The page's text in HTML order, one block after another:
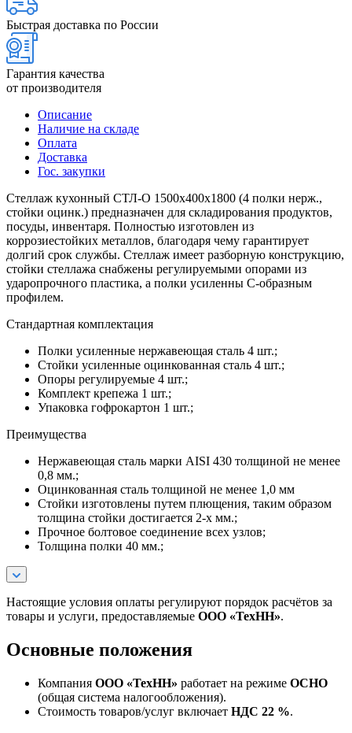
Быстрая доставка по России
Гарантия качества
от производителя
Описание
Наличие на складе
Оплата
Доставка
Гос. закупки
Стеллаж кухонный СТЛ-О 1500х400х1800 (4 полки нерж.,
стойки оцинк.) предназначен для складирования продуктов,
посуды, инвентаря. Полностью изготовлен из
коррозиестойких металлов, благодаря чему гарантирует
долгий срок службы. Стеллаж имеет разборную конструкцию,
стойки стеллажа снабжены регулируемыми опорами из
ударопрочного пластика, а полки усиленны С-образным
профилем.
Стандартная комплектация
Полки усиленные нержавеющая сталь 4 шт.;
Стойки усиленные оцинкованная сталь 4 шт.;
Опоры регулируемые 4 шт.;
Комплект крепежа 1 шт.;
Упаковка гофрокартон 1 шт.;
Преимущества
Нержавеющая сталь марки AISI 430 толщиной не менее
0,8 мм.;
Оцинкованная сталь толщиной не менее 1,0 мм
Стойки изготовлены путем плющения, таким образом
толщина стойки достигается 2-х мм.;
Прочное болтовое соединение всех узлов;
Толщина полки 40 мм.;
Настоящие условия оплаты регулируют порядок расчётов за
товары и услуги, предоставляемые ООО «ТехНН».
Основные положения
Компания ООО «ТехНН» работает на режиме ОСНО
(общая система налогообложения).
Стоимость товаров/услуг включает НДС 22 %.